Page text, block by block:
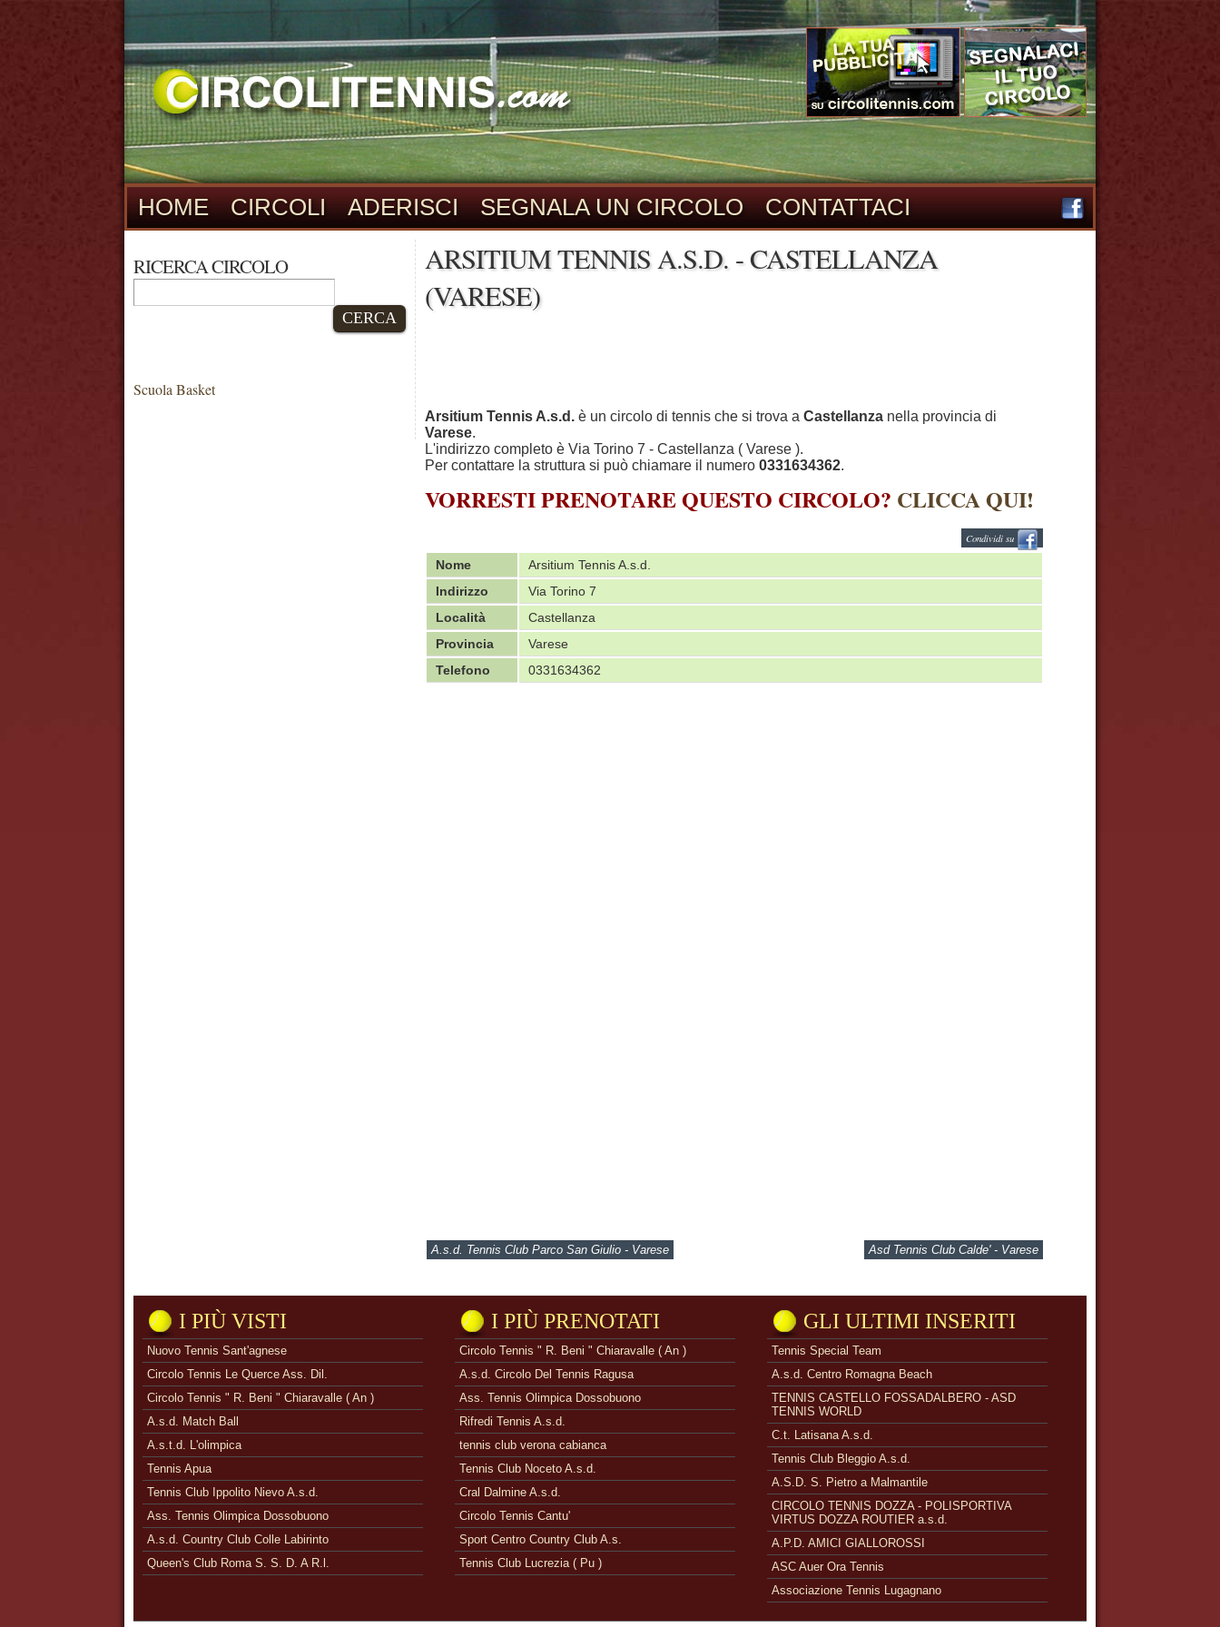
HOME CIRCOLI ADERISCI SEGNALA UN CIRCOLO CONTATTACI
RICERCA CIRCOLO
CERCA
Scuola Basket
ARSITIUM TENNIS A.S.D. - CASTELLANZA
(VARESE)
Arsitium Tennis A.s.d. è un circolo di tennis che si trova a Castellanza nella provincia di
Varese.
L'indirizzo completo è Via Torino 7 - Castellanza ( Varese ).
Per contattare la struttura si può chiamare il numero 0331634362.
VORRESTI PRENOTARE QUESTO CIRCOLO? CLICCA QUI!
Condividi su
Nome
Arsitium Tennis A.s.d.
Indirizzo
Via Torino 7
Località
Castellanza
Provincia
Varese
Telefono
0331634362
A.s.d. Tennis Club Parco San Giulio - Varese Asd Tennis Club Calde' - Varese
I PIÙ VISTI
Nuovo Tennis Sant'agnese
Circolo Tennis Le Querce Ass. Dil.
Circolo Tennis " R. Beni " Chiaravalle ( An )
A.s.d. Match Ball
A.s.t.d. L'olimpica
Tennis Apua
Tennis Club Ippolito Nievo A.s.d.
Ass. Tennis Olimpica Dossobuono
A.s.d. Country Club Colle Labirinto
Queen's Club Roma S. S. D. A R.l.
I PIÙ PRENOTATI
Circolo Tennis " R. Beni " Chiaravalle ( An )
A.s.d. Circolo Del Tennis Ragusa
Ass. Tennis Olimpica Dossobuono
Rifredi Tennis A.s.d.
tennis club verona cabianca
Tennis Club Noceto A.s.d.
Cral Dalmine A.s.d.
Circolo Tennis Cantu'
Sport Centro Country Club A.s.
Tennis Club Lucrezia ( Pu )
GLI ULTIMI INSERITI
Tennis Special Team
A.s.d. Centro Romagna Beach
TENNIS CASTELLO FOSSADALBERO - ASD
TENNIS WORLD
C.t. Latisana A.s.d.
Tennis Club Bleggio A.s.d.
A.S.D. S. Pietro a Malmantile
CIRCOLO TENNIS DOZZA - POLISPORTIVA
VIRTUS DOZZA ROUTIER a.s.d.
A.P.D. AMICI GIALLOROSSI
ASC Auer Ora Tennis
Associazione Tennis Lugagnano